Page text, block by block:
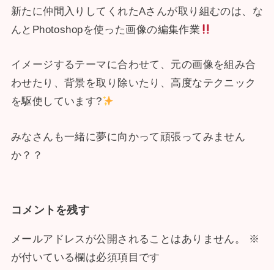
新たに仲間入りしてくれたAさんが取り組むのは、な
んとPhotoshopを使った画像の編集作業
イメージするテーマに合わせて、元の画像を組み合
わせたり、背景を取り除いたり、高度なテクニック
を駆使しています?
みなさんも一緒に夢に向かって頑張ってみません
か？？
コメントを残す
メールアドレスが公開されることはありません。
※
が付いている欄は必須項目です